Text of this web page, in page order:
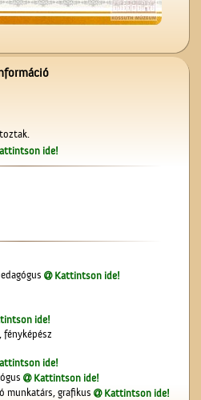
Mihály és az
evangélikus
iskola
ide!
Kattintson ide!
ide!
ide!
Kattintson ide!
munkatárs, grafikus
Kattintson ide!